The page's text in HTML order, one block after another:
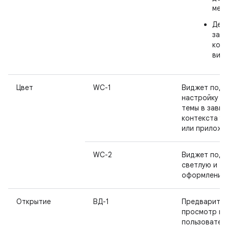
Цвет WC-1
Виджет
настройку
темы в
контекста
или
WC-2
Виджет
светлую и
оформления.
Открытие ВД-1
просмотр